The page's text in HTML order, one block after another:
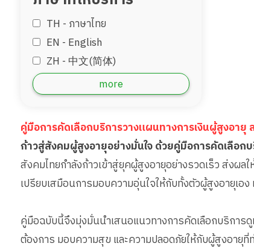
TH - ‏ภาษาไทย
EN - English
ZH - 中文(简体)
DE - Deutsch
ID - Bahara
JP - 日本語
MM - Burmese
more
คู่มือการคัดเลือกบริการวางแผนทางการเงินผู้สูงอา
ก้าวสู่สังคมผู้สูงอายุอย่างมั่นใจ ด้วยคู่มือการคัดเลือ
สังคมไทยกำลังก้าวเข้าสู่ยุคผู้สูงอายุอย่างรวดเร็ว ส่งผ
เปรียบเสมือนการมอบความอุ่นใจให้กับทั้งตัวผู้สูงอายุเอ
คู่มือฉบับนี้จึงมุ่งมั่นนำเสนอแนวทางการคัดเลือกบริกา
ต้องการ มอบความสุข และความปลอดภัยให้กับผู้สูงอายุที่